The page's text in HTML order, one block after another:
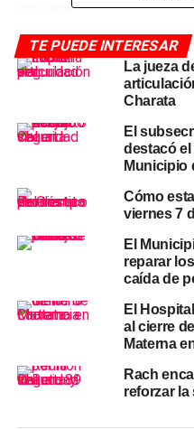
opcional.
Cómo
nombre de
WhatsApp
El proceso para apartar un
realizarse desde la versión
ingresando a Ajustes,
registro de manera
decisión deliberada frente
activas, la superposición
reservar con anticipación
Quienes ya cuenten con
TE PUEDE INTERESAR
La jueza
Charata
El
destacó
Municipio
Cómo
viernes 7
El
reparar
caída de
El
al cierre
Materna
Rach
reforzar la